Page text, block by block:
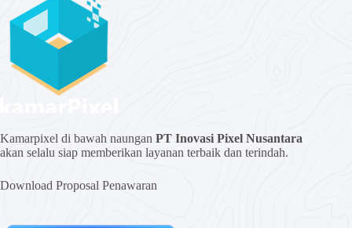
Kamarpixel di bawah naungan PT Inovasi Pixel Nusantara
akan selalu siap memberikan layanan terbaik dan terindah.
Download Proposal Penawaran